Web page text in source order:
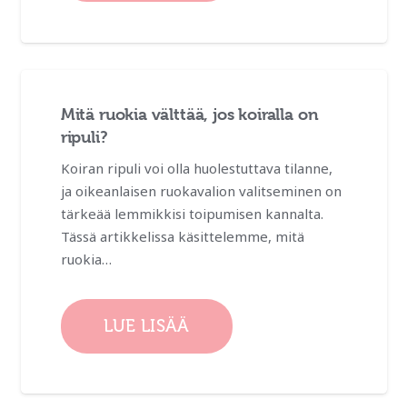
Mitä ruokia välttää, jos koiralla on
ripuli?
Koiran ripuli voi olla huolestuttava tilanne,
ja oikeanlaisen ruokavalion valitseminen on
tärkeää lemmikkisi toipumisen kannalta.
Tässä artikkelissa käsittelemme, mitä
ruokia…
LUE LISÄÄ